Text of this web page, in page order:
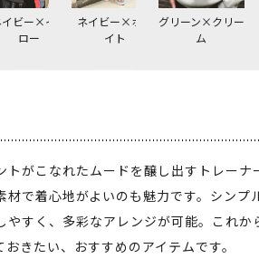
ビー×イエ
ロー
ネイビー×ホワ
イト
グリーン×クリー
ム
トがこなれたムードを醸し出すトレーナ
材で着心地がよいのも魅力です。シンプ
やすく、多彩なアレンジが可能。これか
きたい、おすすめのアイテムです。